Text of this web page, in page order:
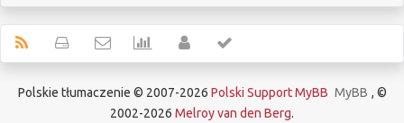
Polskie tłumaczenie © 2007-2026 Polski Support MyBB MyBB , ©
2002-2026 Melroy van den Berg.